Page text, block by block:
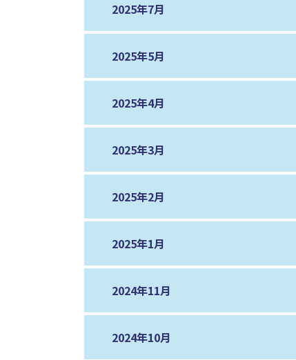
2025年7月
2025年5月
2025年4月
2025年3月
2025年2月
2025年1月
2024年11月
2024年10月